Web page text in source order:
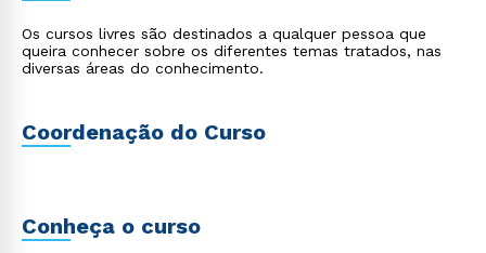
Os cursos livres são destinados a qualquer pessoa que
queira conhecer sobre os diferentes temas tratados, nas
diversas áreas do conhecimento.
Coordenação do Curso
Conheça o curso